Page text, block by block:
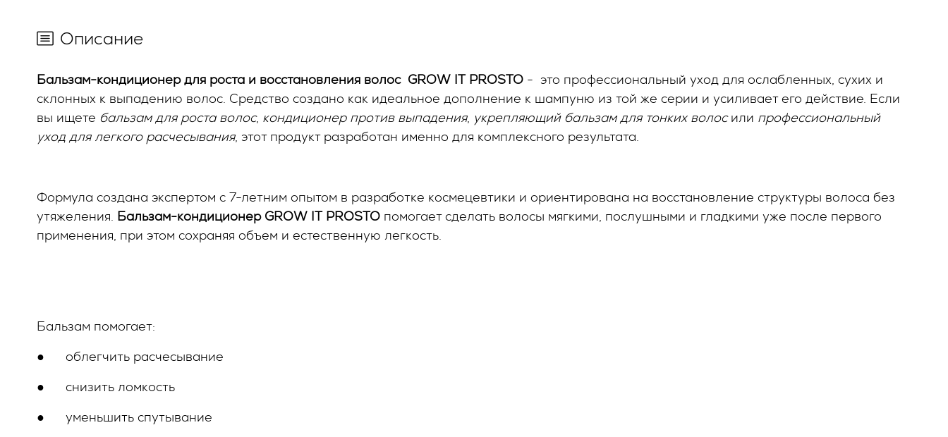
Описание
Бальзам-кондиционер для роста и восстановления волос GROW IT PROSTO - это профессиональный уход для ослабленных, сухих и
склонных к выпадению волос. Средство создано как идеальное дополнение к шампуню из той же серии и усиливает его действие. Если
вы ищете бальзам для роста волос, кондиционер против выпадения, укрепляющий бальзам для тонких волосили профессиональный
уход для легкого расчесывания, этот продукт разработан именно для комплексного результата.
Формула создана экспертом с 7-летним опытом в разработке космецевтики и ориентирована на восстановление структуры волоса без
утяжеления. Бальзам-кондиционер GROW IT PROSTO помогает сделать волосы мягкими, послушными и гладкими уже после первого
применения, при этом сохраняя объем и естественную легкость.
Бальзам помогает:
● облегчить расчесывание
● снизить ломкость
● уменьшить спутывание